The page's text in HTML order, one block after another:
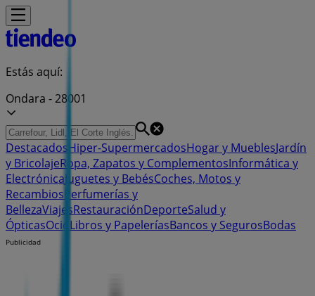
Estás aquí:
Ondara - 28001
DestacadosHiper-SupermercadosHogar y MueblesJardín
y BricolajeRopa, Zapatos y ComplementosInformática y
Electrónica Juguetes y BebésCoches, Motos y
Recambios Perfumerías y
BellezaViajesRestauraciónDeporteSalud y
ÓpticasOcio Libros y PapeleríasBancos y SegurosBodas
Publicidad